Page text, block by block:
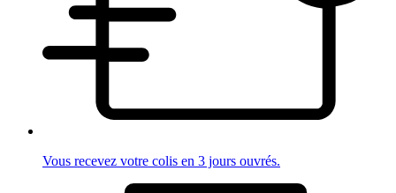
Vous recevez votre colis en 3 jours ouvrés.